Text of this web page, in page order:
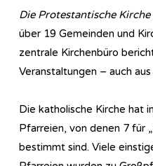
Die Protestantische
über 19 Gemeinden und
zentrale Kirchenbüro
Veranstaltungen – auch
Die katholische Kirche hat
Pfarreien, von denen 7 für
bestimmt sind. Viele